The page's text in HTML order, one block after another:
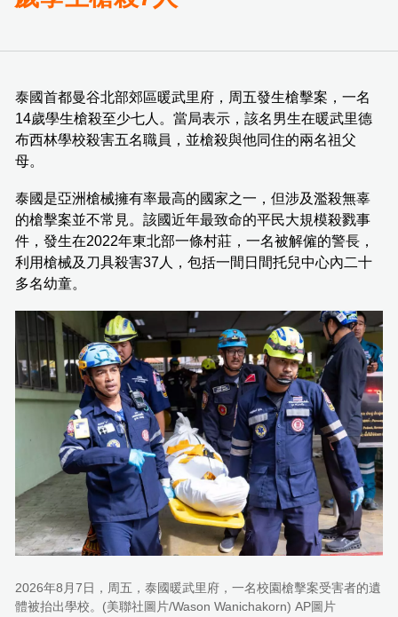
泰國首都曼谷北部郊區暖武里府，周五發生槍擊案，一名
14歲學生槍殺至少七人。當局表示，該名男生在暖武里德
布西林學校殺害五名職員，並槍殺與他同住的兩名祖父
母。
泰國是亞洲槍械擁有率最高的國家之一，但涉及濫殺無辜
的槍擊案並不常見。該國近年最致命的平民大規模殺戮事
件，發生在2022年東北部一條村莊，一名被解僱的警長，
利用槍械及刀具殺害37人，包括一間日間托兒中心內二十
多名幼童。
2026年8月7日，周五，泰國暖武里府，一名校園槍擊案受害者的遺
體被抬出學校。(美聯社圖片/Wason Wanichakorn) AP圖片